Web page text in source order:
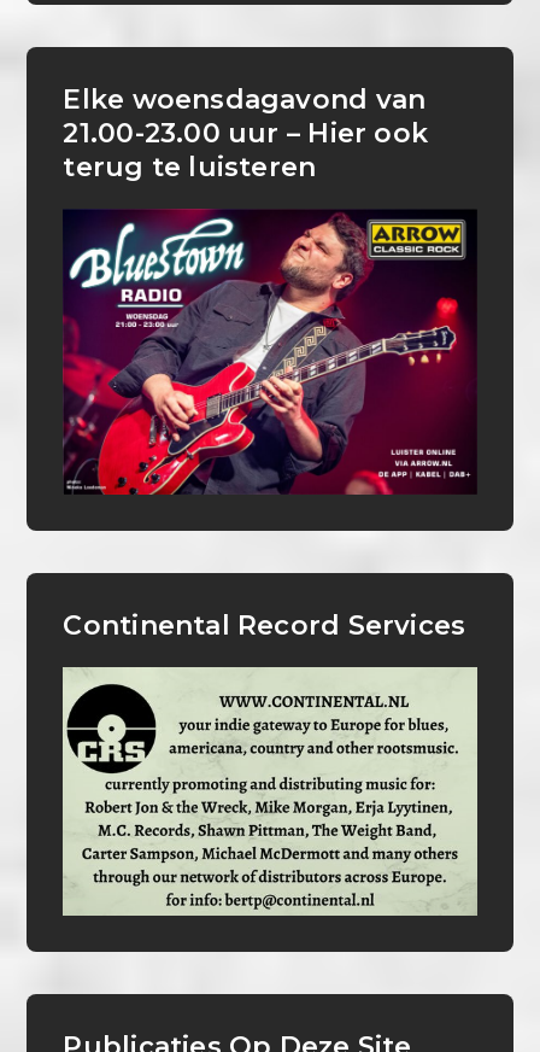
Elke woensdagavond van
21.00-23.00 uur – Hier ook
terug te luisteren
Continental Record Services